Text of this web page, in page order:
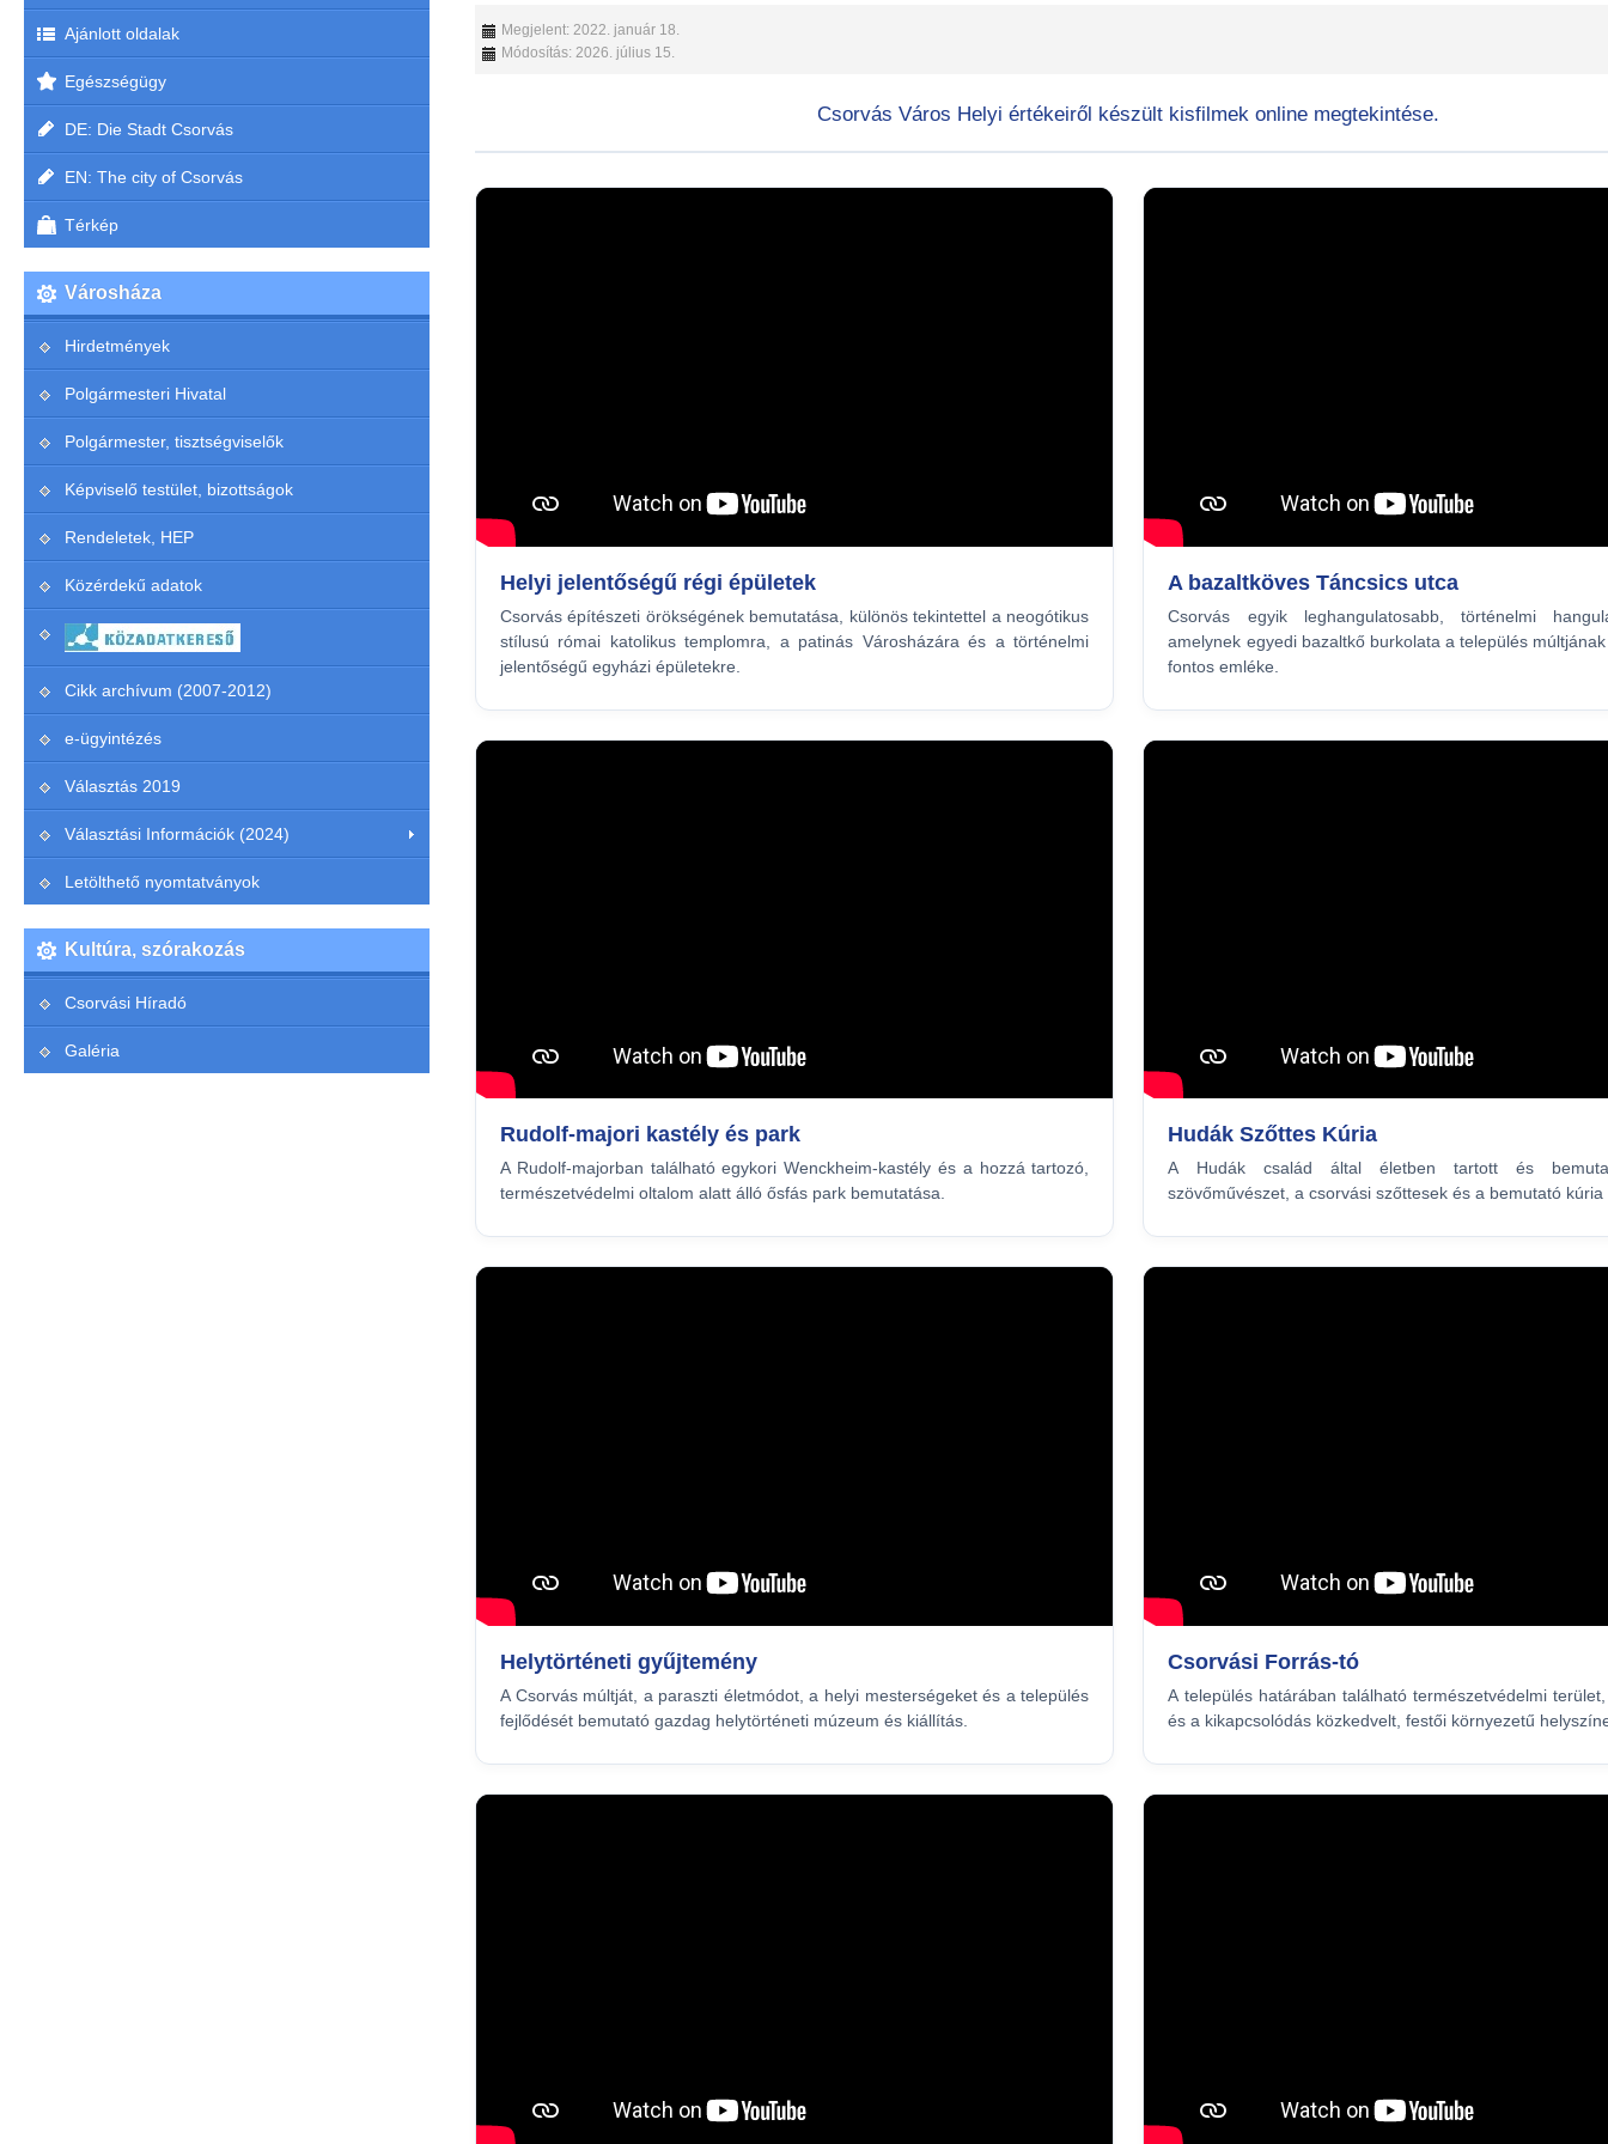
Megjelent: 2022. január 18.
Módosítás: 2026. július 15.
Csorvás Város Helyi értékeiről készült kisfilmek online megtekintése.
Helyi jelentőségű régi épületek
Csorvás építészeti örökségének bemutatása, különös tekintettel a neogótikus
stílusú római katolikus templomra, a patinás Városházára és a történelmi
jelentőségű egyházi épületekre.
A bazaltköves Táncsics utca
Csorvás egyik leghangulatosabb, történelmi
amelynek egyedi bazaltkő burkolata a település
fontos emléke.
Rudolf-majori kastély és park
A Rudolf-majorban található egykori Wenckheim-kastély és a hozzá tartozó,
természetvédelmi oltalom alatt álló ősfás park bemutatása.
Hudák Szőttes Kúria
A Hudák család által életben tartott és
szövőművészet, a csorvási szőttesek és a bemutató
Helytörténeti gyűjtemény
A Csorvás múltját, a paraszti életmódot, a helyi mesterségeket és a település
fejlődését bemutató gazdag helytörténeti múzeum és kiállítás.
Csorvási Forrás-tó
A település határában található természetvédelmi
és a kikapcsolódás közkedvelt, festői környezetű
Ajánlott oldalak
Egészségügy
DE: Die Stadt Csorvás
EN: The city of Csorvás
Térkép
Városháza
Hirdetmények
Polgármesteri Hivatal
Polgármester, tisztségviselők
Képviselő testület, bizottságok
Rendeletek, HEP
Közérdekű adatok
Cikk archívum (2007-2012)
e-ügyintézés
Választás 2019
Választási Információk (2024)
Letölthető nyomtatványok
Kultúra, szórakozás
Csorvási Híradó
Galéria